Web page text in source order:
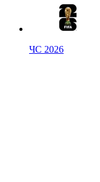
ЧС 2026